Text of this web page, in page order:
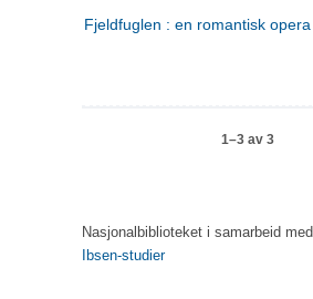
Fjeldfuglen : en romantisk opera
1–3 av 3
Nasjonalbiblioteket i samarbeid med
Ibsen-studier